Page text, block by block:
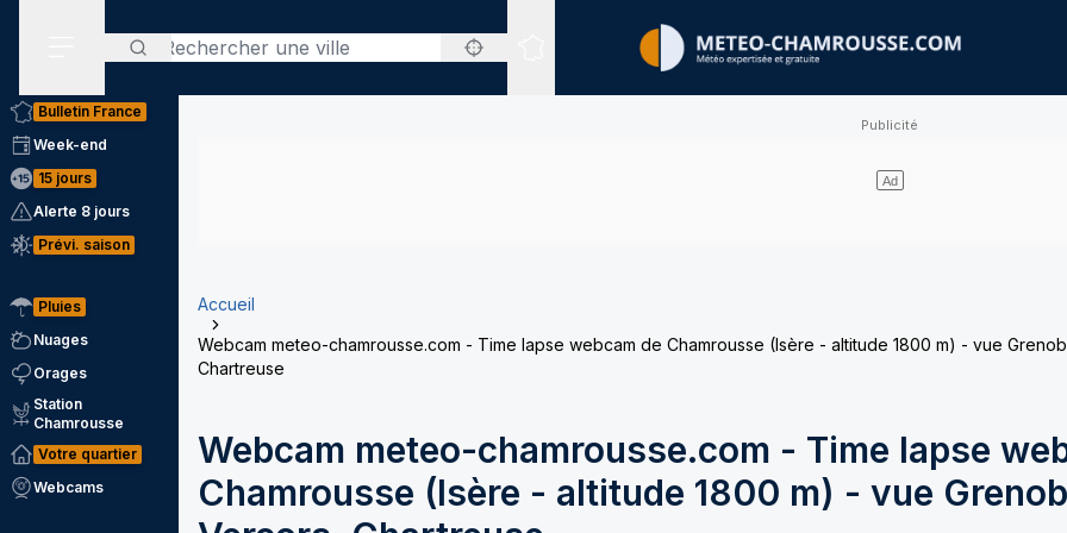
Rechercher
Sites expertisés
Bulletin France
Week-end
15 jours
Alerte 8 jours
Prévi. saison
Pluies
Nuages
Orages
Station
Chamrousse
Votre quartier
Webcams
Accueil
Webcam meteo-chamrousse.com - Time lapse webcam de Chamrousse (Isère - altitude 1800 m) - vue
Chartreuse
Webcam meteo-chamrousse.com - Time lapse
Chamrousse (Isère - altitude 1800 m) - vue